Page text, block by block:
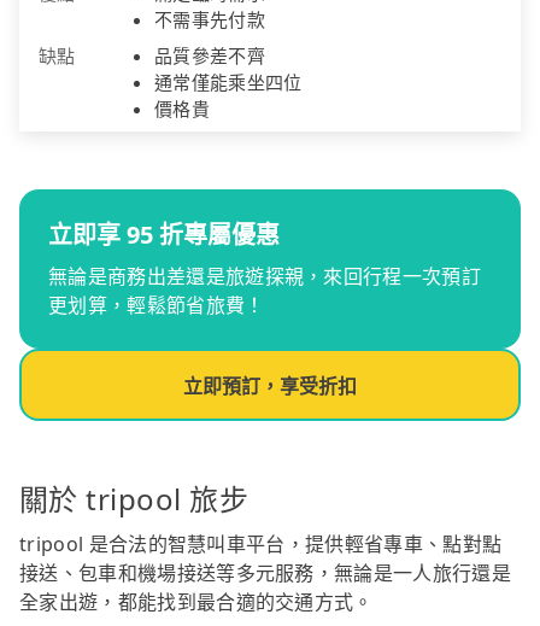
不需事先付款
缺點
品質參差不齊
通常僅能乘坐四位
價格貴
立即享 95 折專屬優惠
無論是商務出差還是旅遊探親，來回行程一次預訂
更划算，輕鬆節省旅費！
立即預訂，享受折扣
關於 tripool 旅步
tripool 是合法的智慧叫車平台，提供輕省專車、點對點
接送、包車和機場接送等多元服務，無論是一人旅行還是
全家出遊，都能找到最合適的交通方式。